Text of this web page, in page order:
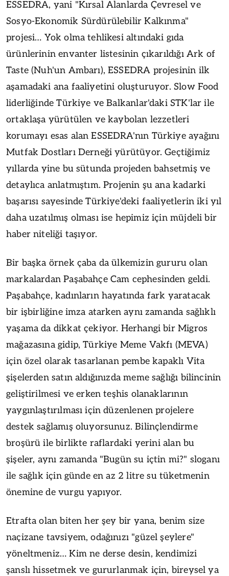
ESSEDRA, yani "Kırsal Alanlarda Çevresel ve
Sosyo-Ekonomik Sürdürülebilir Kalkınma"
projesi… Yok olma tehlikesi altındaki gıda
ürünlerinin envanter listesinin çıkarıldığı Ark of
Taste (Nuh'un Ambarı), ESSEDRA projesinin ilk
aşamadaki ana faaliyetini oluşturuyor. Slow Food
liderliğinde Türkiye ve Balkanlar'daki STK'lar ile
ortaklaşa yürütülen ve kaybolan lezzetleri
korumayı esas alan ESSEDRA'nın Türkiye ayağını
Mutfak Dostları Derneği yürütüyor. Geçtiğimiz
yıllarda yine bu sütunda projeden bahsetmiş ve
detaylıca anlatmıştım. Projenin şu ana kadarki
başarısı sayesinde Türkiye'deki faaliyetlerin iki yıl
daha uzatılmış olması ise hepimiz için müjdeli bir
haber niteliği taşıyor.
Bir başka örnek çaba da ülkemizin gururu olan
markalardan Paşabahçe Cam cephesinden geldi.
Paşabahçe, kadınların hayatında fark yaratacak
bir işbirliğine imza atarken aynı zamanda sağlıklı
yaşama da dikkat çekiyor. Herhangi bir Migros
mağazasına gidip, Türkiye Meme Vakfı (MEVA)
için özel olarak tasarlanan pembe kapaklı Vita
şişelerden satın aldığınızda meme sağlığı bilincinin
geliştirilmesi ve erken teşhis olanaklarının
yaygınlaştırılması için düzenlenen projelere
destek sağlamış oluyorsunuz. Bilinçlendirme
broşürü ile birlikte raflardaki yerini alan bu
şişeler, aynı zamanda "Bugün su içtin mi?" sloganı
ile sağlık için günde en az 2 litre su tüketmenin
önemine de vurgu yapıyor.
Etrafta olan biten her şey bir yana, benim size
naçizane tavsiyem, odağınızı "güzel şeylere"
yöneltmeniz… Kim ne derse desin, kendimizi
şanslı hissetmek ve gururlanmak için, bireysel ya